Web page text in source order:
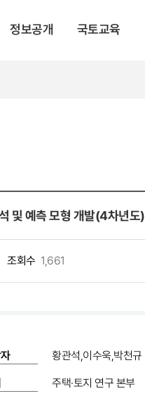
정보공개 국토교육
및 예측 모형 개발(4차년도)
조회수 1,661
황관석,이수욱,박천규
주택·토지 연구 본부